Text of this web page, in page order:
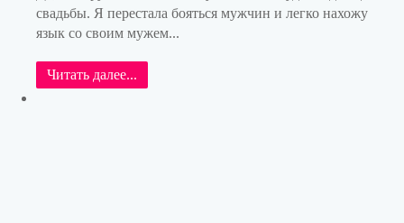
свадьбы. Я перестала бояться мужчин и легко нахожу
язык со своим мужем...
Читать далее...